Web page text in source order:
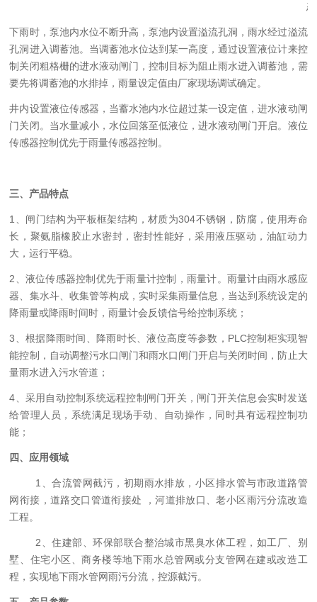
下雨时，泵池内水位不断升高，泵池内设置溢流孔洞，雨水经过溢流
孔洞进入调蓄池。当调蓄池水位达到某一高度，通过设置液位计来控
制关闭粗格栅的进水液动闸门，控制目标为阻止雨水进入调蓄池，需
要先将调蓄池的水排掉，雨量设定值由厂家现场调试确定。
井内设置液位传感器，当蓄水池内水位超过某一设定值，进水液动闸
门关闭。当水量减小，水位回落至低液位，进水液动闸门开启。液位
传感器控制优先于雨量传感器控制。
三、产品特点
1、闸门结构为平板框架结构，材质为304不锈钢，防腐，使用寿命
长，聚氨脂橡胶止水密封，密封性能好，采用液压驱动，油缸动力
大，运行平稳。
2、液位传感器控制优先于雨量计控制，雨量计。雨量计由雨水感应
器、集水斗、收集管等构成，实时采集雨量信息，当达到系统设定的
降雨量或降雨时间时，雨量计会反馈信号给控制系统；
3、根据降雨时间、降雨时长、液位高度等参数，PLC控制柜实现智
能控制，自动调整污水口闸门和雨水口闸门开启与关闭时间，防止大
量雨水进入污水管道；
4、采用自动控制系统远程控制闸门开关，闸门开关信息会实时发送
给管理人员，系统满足现场手动、自动操作，同时具有远程控制功
能；
四、应用领域
1、合流管网截污，初期雨水排放，小区排水管与市政道路管
网衔接，道路交口管道衔接处 ，河道排放口、老小区雨污分流改造
工程。
2、住建部、环保部联合整治城市黑臭水体工程，如工厂、别
墅、住宅小区、商务楼等地下雨水总管网或分支管网在建或改造工
程，实现地下雨水管网雨污分流，控源截污。